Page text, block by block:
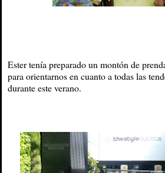
Ester tenía preparado un montón de
para orientarnos en cuanto a todas las
durante este verano.